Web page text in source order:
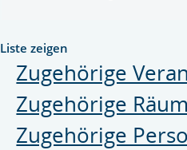
Liste zeigen
Zugehörige
Zugehörige
Zugehörige